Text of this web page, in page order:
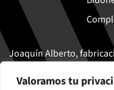
Valoramos tu
Joaquín Alberto,